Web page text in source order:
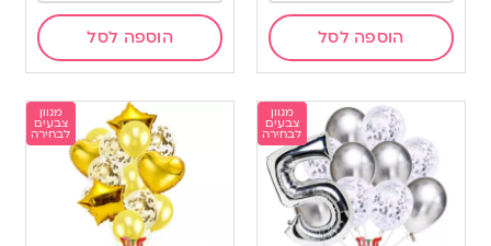
הוספה לסל הוספה לסל
מגוון
צבעים
לבחירה
מגוון
צבעים
לבחירה